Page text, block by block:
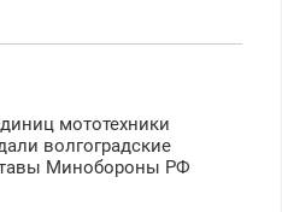
Ежемесячно
выплачивается денежная
премия. Возможно
мототехники
волгоградские
Минобороны РФ